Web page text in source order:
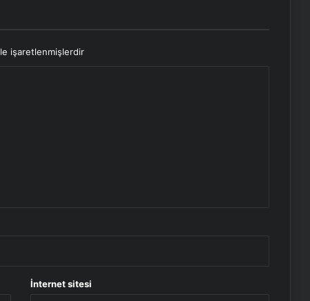
işaretlenmişlerdir
İnternet sitesi